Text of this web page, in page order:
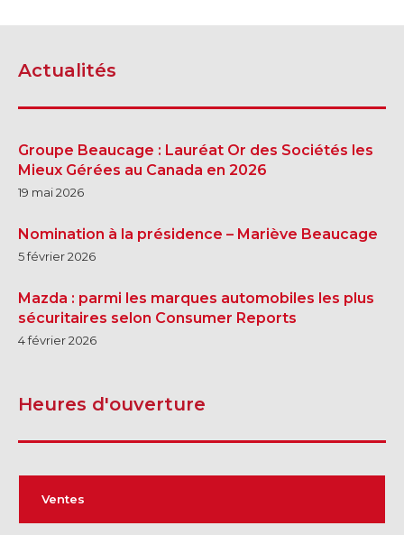
Actualités
Groupe Beaucage : Lauréat Or des Sociétés les
Mieux Gérées au Canada en 2026
19 mai 2026
Nomination à la présidence – Mariève Beaucage
5 février 2026
Mazda : parmi les marques automobiles les plus
sécuritaires selon Consumer Reports
4 février 2026
Heures d'ouverture
Ventes
819 564-2196
DRUMMONDVILLE
VICTORIAVILLE
SHERBROOKE
MAGOG
ST-HYACINTHE
SHERBROOKE SHERBROOKE